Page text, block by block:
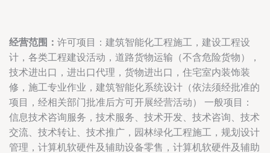
经营范围： 许可项目：建筑智能化工程施工，建设工程设
计，各类工程建设活动，道路货物运输（不含危险货物），
技术进出口，进出口代理，货物进出口，住宅室内装饰装
修，施工专业作业，建筑智能化系统设计（依法须经批准的
项目，经相关部门批准后方可开展经营活动） 一般项目：
信息技术咨询服务，技术服务、技术开发、技术咨询、技术
交流、技术转让、技术推广，园林绿化工程施工，规划设计
管理，计算机软硬件及辅助设备零售，计算机软硬件及辅助